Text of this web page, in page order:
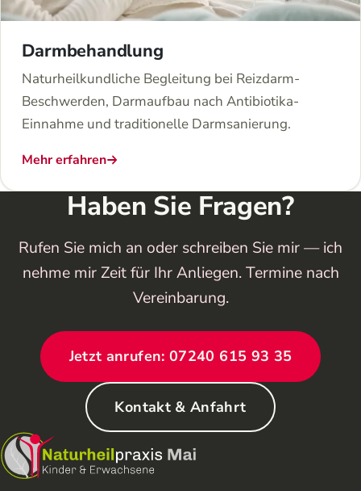
Darmbehandlung
Naturheilkundliche Begleitung bei Reizdarm-
Beschwerden, Darmaufbau nach Antibiotika-
Einnahme und traditionelle Darmsanierung.
Mehr erfahren
Haben Sie Fragen?
Rufen Sie mich an oder schreiben Sie mir — ich
nehme mir Zeit für Ihr Anliegen. Termine nach
Vereinbarung.
Jetzt anrufen: 07240 615 93 35
Kontakt & Anfahrt